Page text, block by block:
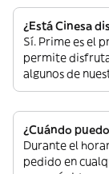
¿Está Cinesa
Sí. Prime es el
permite
algunos de
¿Cuándo
Durante el
pedido en